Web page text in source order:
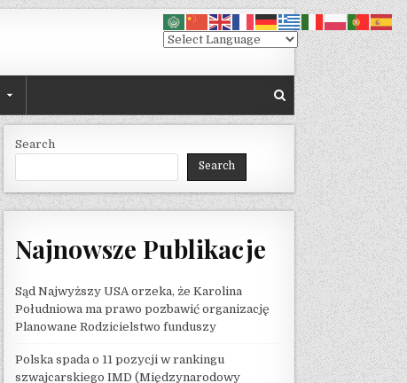
Search
Search
Najnowsze Publikacje
Sąd Najwyższy USA orzeka, że ​​Karolina
Południowa ma prawo pozbawić organizację
Planowane Rodzicielstwo funduszy
Polska spada o 11 pozycji w rankingu
szwajcarskiego IMD (Międzynarodowy